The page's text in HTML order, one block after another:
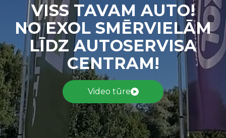
Jauni auto
Lietoti auto
Kontakti
VISS TAVAM AUTO!
NO EXOL SMĒRVIELĀM
LĪDZ AUTOSERVISA
CENTRAM!
Video tūre